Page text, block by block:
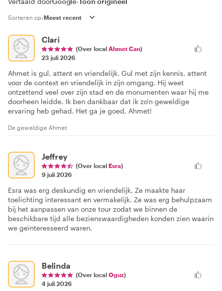
Sorteren op:
Clari
(Over local Ahmet Can)
23 juli 2026
Ahmet is gul, attent en vriendelijk. Gul met zijn kennis, attent
voor de context en vriendelijk in zijn omgang. Hij weet
ontzettend veel over zijn stad en de monumenten waar hij me
doorheen leidde. Ik ben dankbaar dat ik zo'n geweldige
ervaring heb gehad. Het ga je goed, Ahmet!
De geweldige Ahmet
Jeffrey
(Over local Esra)
9 juli 2026
Esra was erg deskundig en vriendelijk. Ze maakte haar
toelichting interessant en vermakelijk. Ze was erg behulpzaam
bij het aanpassen van onze tour zodat we binnen de
beschikbare tijd alle bezienswaardigheden konden zien waarin
we geïnteresseerd waren.
Belinda
(Over local Oguz)
4 juli 2026